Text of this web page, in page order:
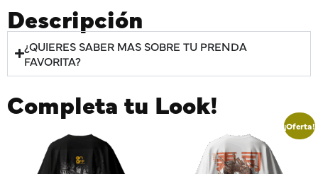
Descripción
¿QUIERES SABER MAS SOBRE TU PRENDA
FAVORITA?
Completa tu Look!
¡Oferta!